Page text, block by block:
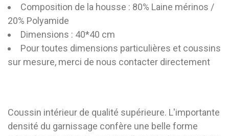
Composition de la housse : 80% Laine mérinos /
20% Polyamide
Dimensions : 40*40 cm
Pour toutes dimensions particulières et coussins
sur mesure, merci de nous contacter directement
Coussin intérieur de qualité supérieure. L'importante
densité du garnissage confère une belle forme